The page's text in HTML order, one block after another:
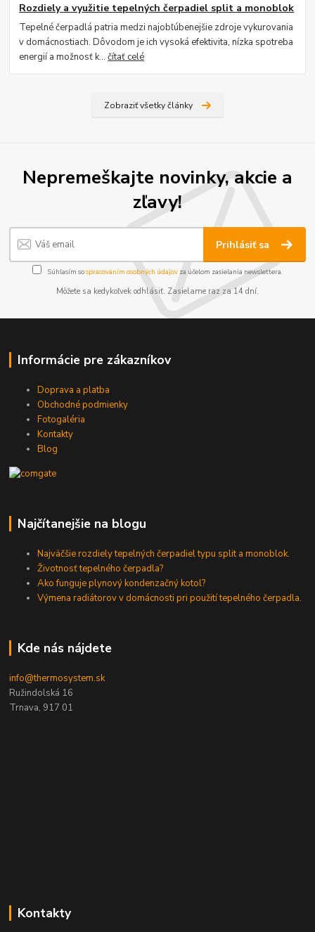
Rozdiely a využitie tepelných čerpadiel split a monoblok
Tepelné čerpadlá patria medzi najobľúbenejšie zdroje vykurovania
v domácnostiach. Dôvodom je ich vysoká efektivita, nízka spotreba
energií a možnosť k...čítať celé
Zobraziť všetky články
Nepremeškajte novinky, akcie a
zľavy!
Prihlásiť sa
Súhlasím sospracovaním osobných údajov za účelom zasielania newslettera.
Môžete sa kedykoľvek odhlásiť. Zasielame raz za 14 dní.
Informácie pre zákazníkov
Doprava a platba
Obchodné podmienky
Fotogaléria
Kontakty
Blog
Najčítanejšie na blogu
Najväčšie rozdiely tepelných čerpadiel typu split a monoblok.
Životnosť tepelného čerpadla?
Ako funguje plynový kondenzačný kotol?
Výmena radiátorov v domácnosti pri použití tepelného čerpadla.
Kde nás nájdete
info@thermosystem.sk
Ružindolská 16
Trnava, 917 01
Kontakty